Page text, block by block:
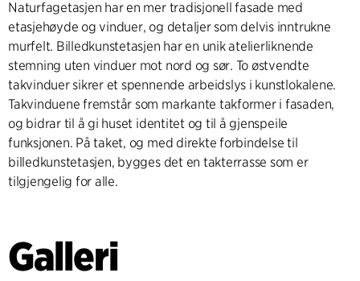
Naturfagetasjen har en mer tradisjonell fasade med
etasjehøyde og vinduer, og detaljer som delvis inntrukne
murfelt. Billedkunstetasjen har en unik atelierliknende
stemning uten vinduer mot nord og sør. To østvendte
takvinduer sikrer et spennende arbeidslys i kunstlokalene.
Takvinduene fremstår som markante takformer i fasaden,
og bidrar til å gi huset identitet og til å gjenspeile
funksjonen. På taket, og med direkte forbindelse til
billedkunstetasjen, bygges det en takterrasse som er
tilgjengelig for alle.
Galleri